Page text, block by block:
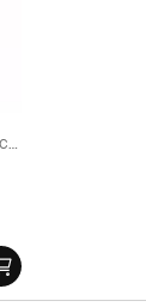
Кератиновий захист волосся під час фарбування